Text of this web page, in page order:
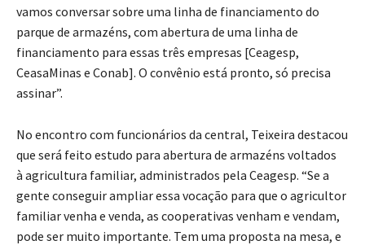
vamos conversar sobre uma linha de financiamento do
parque de armazéns, com abertura de uma linha de
financiamento para essas três empresas [Ceagesp,
CeasaMinas e Conab]. O convênio está pronto, só precisa
assinar”.
No encontro com funcionários da central, Teixeira destacou
que será feito estudo para abertura de armazéns voltados
à agricultura familiar, administrados pela Ceagesp. “Se a
gente conseguir ampliar essa vocação para que o agricultor
familiar venha e venda, as cooperativas venham e vendam,
pode ser muito importante. Tem uma proposta na mesa, e